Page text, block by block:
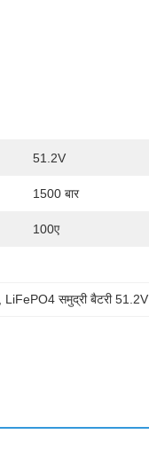
51.2V
1500 बार
100ए
LiFePO4 समुद्री बैटरी 51.2V